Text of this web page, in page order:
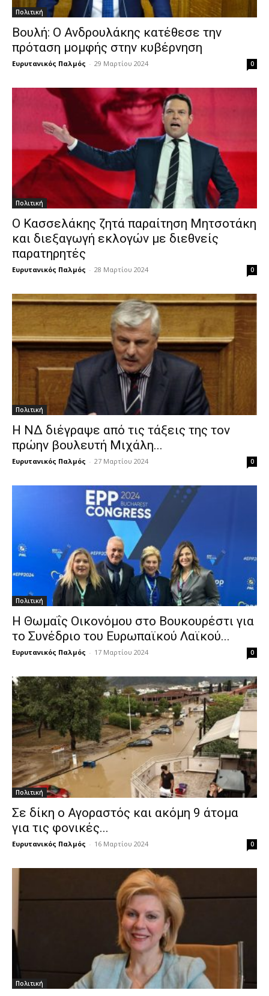
Πολιτική
Βουλή: Ο Ανδρουλάκης κατέθεσε την
πρόταση μομφής στην κυβέρνηση
Ευρυτανικός Παλμός - 29 Μαρτίου 2024 0
Πολιτική
Ο Κασσελάκης ζητά παραίτηση Μητσοτάκη
και διεξαγωγή εκλογών με διεθνείς
παρατηρητές
Ευρυτανικός Παλμός - 28 Μαρτίου 2024 0
Πολιτική
Η ΝΔ διέγραψε από τις τάξεις της τον
πρώην βουλευτή Μιχάλη...
Ευρυτανικός Παλμός - 27 Μαρτίου 2024 0
Πολιτική
Η Θωμαΐς Οικονόμου στο Βουκουρέστι για
το Συνέδριο του Ευρωπαϊκού Λαϊκού...
Ευρυτανικός Παλμός - 17 Μαρτίου 2024 0
Πολιτική
Σε δίκη ο Αγοραστός και ακόμη 9 άτομα
για τις φονικές...
Ευρυτανικός Παλμός - 16 Μαρτίου 2024 0
Πολιτική